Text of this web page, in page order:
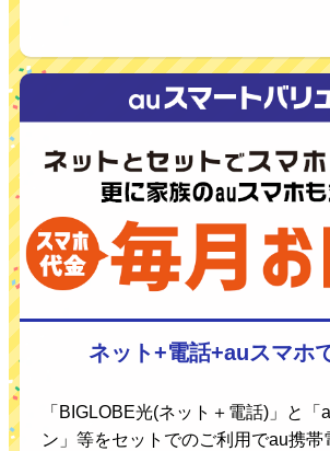
ネット+電話+auスマホ
「BIGLOBE光(ネット＋電話)」と「
ン」等をセットでのご利用でau携帯